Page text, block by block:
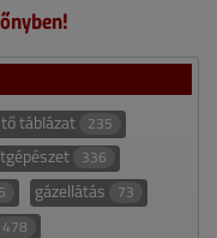
táblázat 235
336
gázellátás 73
478